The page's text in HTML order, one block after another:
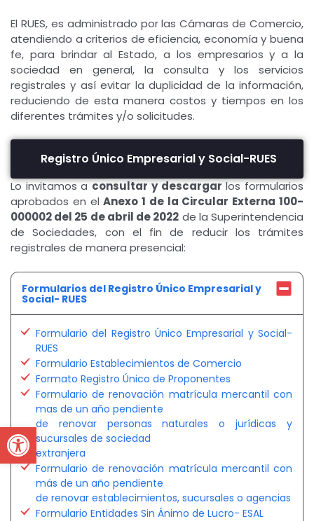
Open toolbar
El RUES, es administrado por las Cámaras de Comercio,
atendiendo a criterios de eficiencia, economía y buena
fe, para brindar al Estado, a los empresarios y a la
sociedad en general, la consulta y los servicios
registrales y así evitar la duplicidad de la información,
reduciendo de esta manera costos y tiempos en los
diferentes trámites y/o solicitudes.
Registro Único Empresarial y Social-RUES
Lo invitamos aconsultar y descargarlos formularios
aprobados en elAnexo 1 de la Circular Externa 100-
000002 del 25 de abril de 2022 de la Superintendencia
de Sociedades, con el fin de reducir los trámites
registrales de manera presencial:
Formularios del Registro Único Empresarial y
Social- RUES
Formulario del Registro Único Empresarial y Social-
RUES
Formulario Establecimientos de Comercio
Formato Registro Único de Proponentes
Formulario de renovación matrícula mercantil con
mas de un año pendiente
de renovar personas naturales o jurídicas y
sucursales de sociedad
extranjera
Formulario de renovación matrícula mercantil con
más de un año pendiente
de renovar establecimientos, sucursales o agencias
Formulario Entidades Sin Ánimo de Lucro- ESAL